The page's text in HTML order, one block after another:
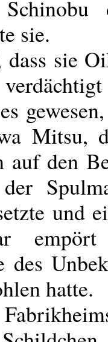
sie.
sie
Mitsu,
auf den
und
des
hatte.